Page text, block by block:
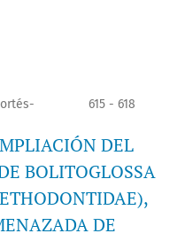
615 - 618
DEL
BOLITOGLOSSA
DE